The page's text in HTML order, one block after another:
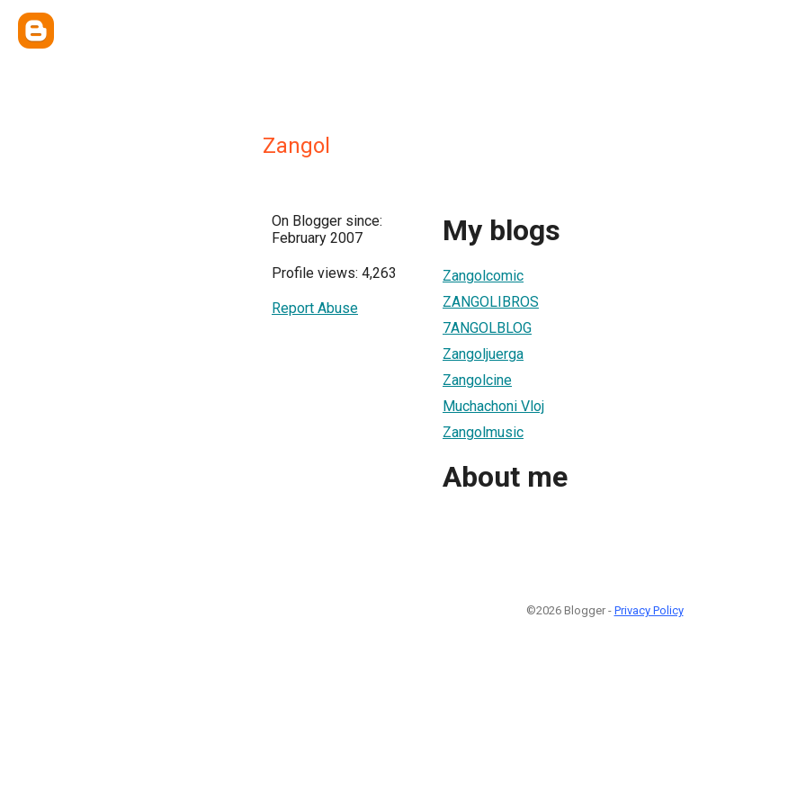
Zangol
On Blogger since:
February 2007
Profile views: 4,263
Report Abuse
My blogs
Zangolcomic
ZANGOLIBROS
7ANGOLBLOG
Zangoljuerga
Zangolcine
Muchachoni Vloj
Zangolmusic
About me
©2026 Blogger - Privacy Policy